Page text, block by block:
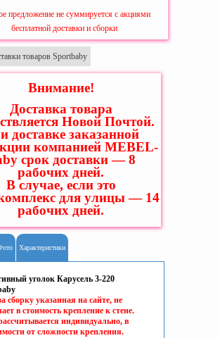
предложение не суммируется с акциями
бесплатной доставки и сборки
товаров Sportbaby
Внимание!
Доставка товара
Новой Почтой.
доставке заказанной
компанией MEBEL-
срок доставки — 8
рабочих дней.
В случае, если это
для улицы — 14
рабочих дней.
Характеристики
уголок Карусель 3-220
сборку указанная на сайте, не
в стоимость крепление к стене.
индивидуально, в
от сложности крепления.